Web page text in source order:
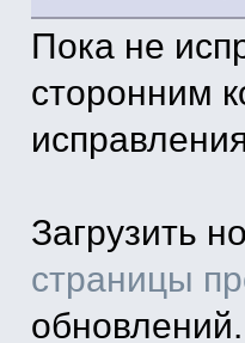
Пока не
сторонним
Загрузить
страницы
обновлений.